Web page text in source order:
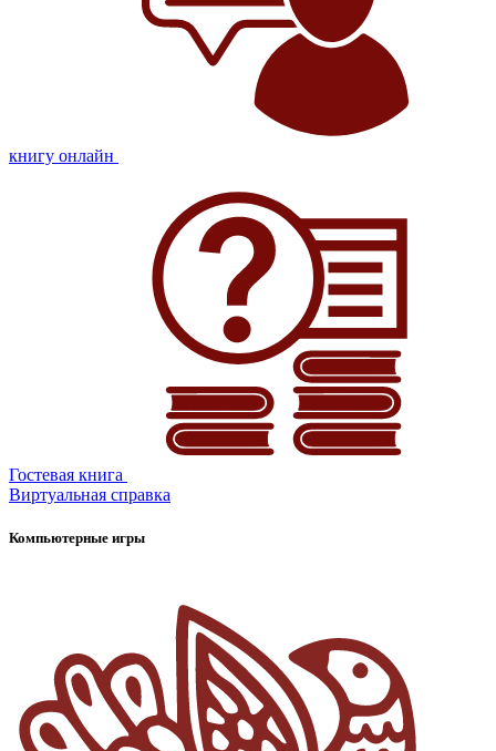
книгу онлайн
Гостевая книга
Виртуальная справка
Компьютерные игры